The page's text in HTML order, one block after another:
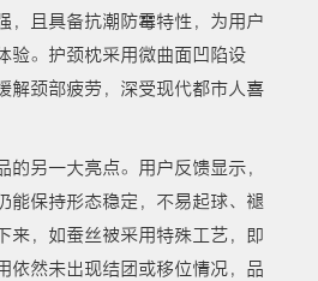
，且具备抗潮防霉特性，为用户
验。护颈枕采用微曲面凹陷设
解颈部疲劳，深受现代都市人喜
的另一大亮点。用户反馈显示，
能保持形态稳定，不易起球、褪
来，如蚕丝被采用特殊工艺，即
依然未出现结团或移位情况，品